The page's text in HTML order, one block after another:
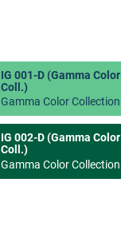
IG 001-D (Gamma Color
Coll.)
Gamma Color Collection
IG 002-D (Gamma Color
Coll.)
Gamma Color Collection